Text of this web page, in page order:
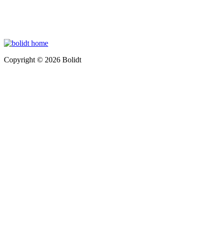
Copyright © 2026 Bolidt